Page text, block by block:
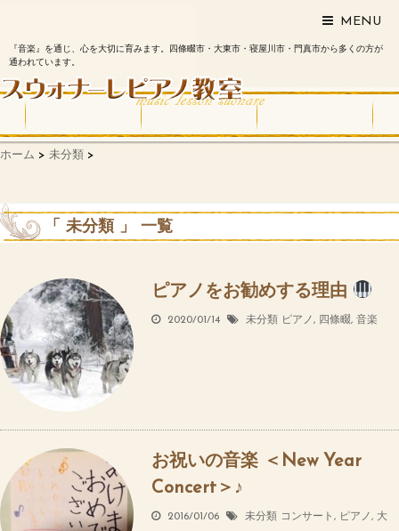
MENU
『音楽』を通じ、心を大切に育みます。四條畷市・大東市・寝屋川市・門真市から多くの方が
通われています。
ホーム > 未分類 >
「 未分類 」 一覧
ピアノをお勧めする理由
2020/01/14 未分類 ピアノ, 四條畷, 音楽
お祝いの音楽 ＜New Year
Concert＞♪
2016/01/06 未分類 コンサート , ピアノ, 大